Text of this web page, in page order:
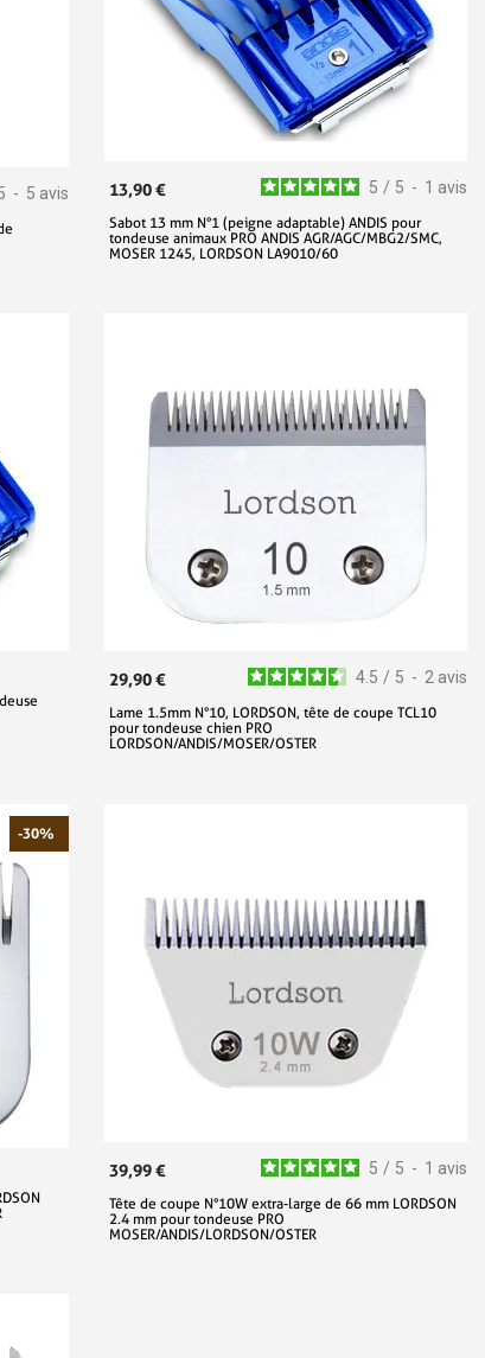
- 5 avis 5 / 5 - 1 avis
13,90 €
Sabot 13 mm N°1 (peigne adaptable) ANDIS pour
tondeuse animaux PRO ANDIS AGR/AGC/MBG2/SMC,
MOSER 1245, LORDSON LA9010/60
4.5 / 5 - 2 avis
29,90 €
Lame 1.5mm N°10, LORDSON, tête de coupe TCL10
pour tondeuse chien PRO
LORDSON/ANDIS/MOSER/OSTER
-30%
5 / 5 - 1 avis
39,99 €
Tête de coupe N°10W extra-large de 66 mm LORDSON
2.4 mm pour tondeuse PRO
MOSER/ANDIS/LORDSON/OSTER